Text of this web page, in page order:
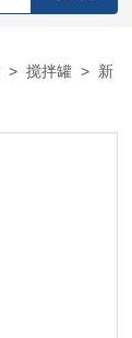
>搅拌罐 > 新